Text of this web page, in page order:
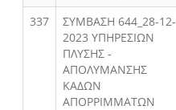
337
ΣΥΜΒΑΣΗ 644_28-12-
2023 ΥΠΗΡΕΣΙΩΝ
ΠΛΥΣΗΣ -
ΑΠΟΛΥΜΑΝΣΗΣ
ΚΑΔΩΝ
ΑΠΟΡΡΙΜΜΑΤΩΝ